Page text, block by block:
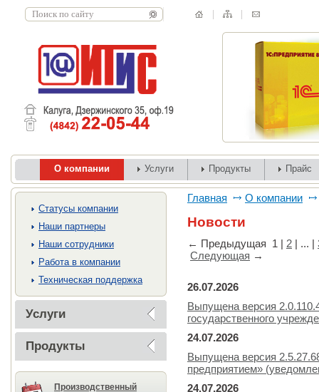
О компании Услуги Продукты Прайс
Cтатусы компании
Наши партнеры
Наши сотрудники
Работа в компании
Техническая поддержка
Услуги
Продукты
Производственный
Главная О компании
Новости
← Предыдущая 1 | 2 | ... |
Следующая →
26.07.2026
Выпущена версия
государственного
24.07.2026
Выпущена версия
предприятием»
24.07.2026